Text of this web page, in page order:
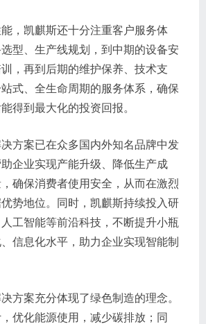
，凯麒斯还十分注重客户服务体
型、生产线规划，到中期的设备安
，再到后期的维护保养、技术支
式、全生命周期的服务体系，确保
得到最大化的投资回报。
方案已在众多国内外知名品牌中发
企业实现产能升级、降低生产成
确保消费者使用安全，从而在激烈
势地位。同时，凯麒斯持续投入研
工智能等前沿科技，不断提升小瓶
信息化水平，助力企业实现智能制
方案充分体现了绿色制造的理念。
优化能源使用，减少碳排放；同